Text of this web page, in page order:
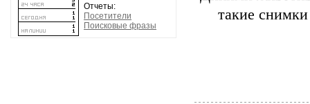
Отчеты:
Посетители
Поисковые фразы
такие